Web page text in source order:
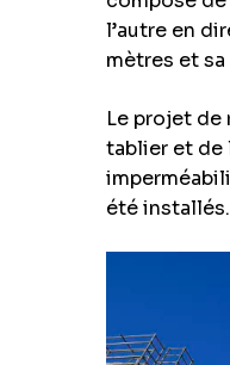
l’autre en
mètres et
Le projet
tablier et de
été installés.